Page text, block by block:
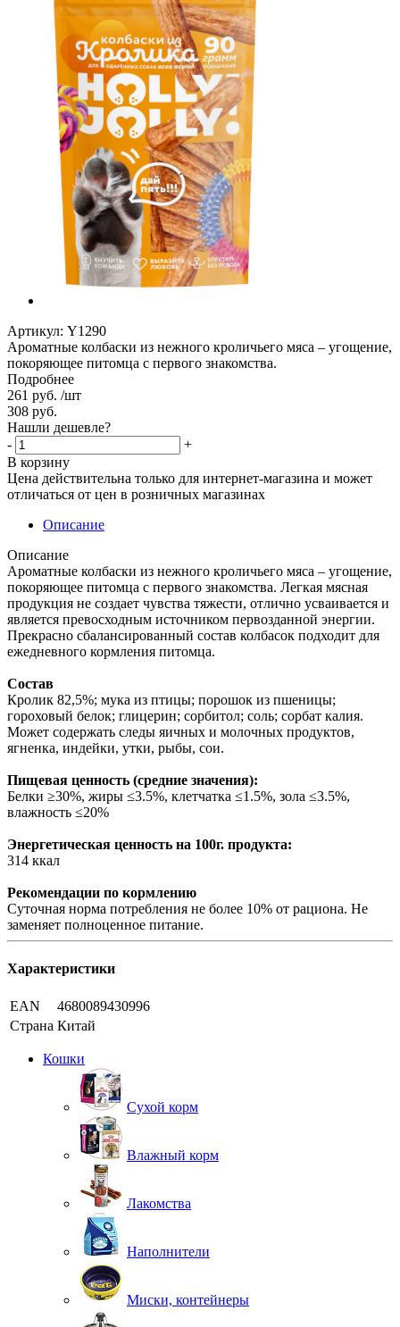
Артикул: Y1290
Ароматные колбаски из нежного кроличьего мяса – угощение,
покоряющее питомца с первого знакомства.
Подробнее
261 руб. /шт
308 руб.
Нашли дешевле?
-
+
В корзину
Цена действительна только для интернет-магазина и может
отличаться от цен в розничных магазинах
Описание
Описание
Ароматные колбаски из нежного кроличьего мяса – угощение,
покоряющее питомца с первого знакомства. Легкая мясная
продукция не создает чувства тяжести, отлично усваивается и
является превосходным источником первозданной энергии.
Прекрасно сбалансированный состав колбасок подходит для
ежедневного кормления питомца.
Состав
Кролик 82,5%; мука из птицы; порошок из пшеницы;
гороховый белок; глицерин; сорбитол; соль; сорбат калия.
Может содержать следы яичных и молочных продуктов,
ягненка, индейки, утки, рыбы, сои.
Пищевая ценность (средние значения):
Белки ≥30%, жиры ≤3.5%, клетчатка ≤1.5%, зола ≤3.5%,
влажность ≤20%
Энергетическая ценность на 100г. продукта:
314 ккал
Рекомендации по кормлению
Суточная норма потребления не более 10% от рациона. Не
заменяет полноценное питание.
Характеристики
EAN
4680089430996
Страна Китай
Кошки
Сухой корм
Влажный корм
Лакомства
Наполнители
Миски, контейнеры